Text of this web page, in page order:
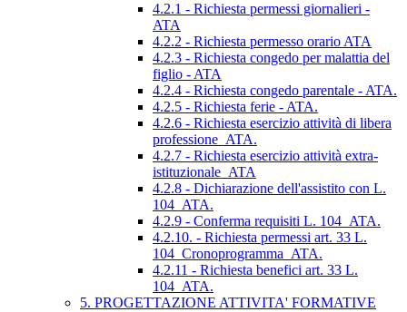
4.2.1 - Richiesta permessi giornalieri -
ATA
4.2.2 - Richiesta permesso orario ATA
4.2.3 - Richiesta congedo per malattia del
figlio - ATA
4.2.4 - Richiesta congedo parentale - ATA.
4.2.5 - Richiesta ferie - ATA.
4.2.6 - Richiesta esercizio attività di libera
professione_ATA.
4.2.7 - Richiesta esercizio attività extra-
istituzionale_ATA
4.2.8 - Dichiarazione dell'assistito con L.
104_ATA.
4.2.9 - Conferma requisiti L. 104_ATA.
4.2.10. - Richiesta permessi art. 33 L.
104_Cronoprogramma_ATA.
4.2.11 - Richiesta benefici art. 33 L.
104_ATA.
5. PROGETTAZIONE ATTIVITA' FORMATIVE